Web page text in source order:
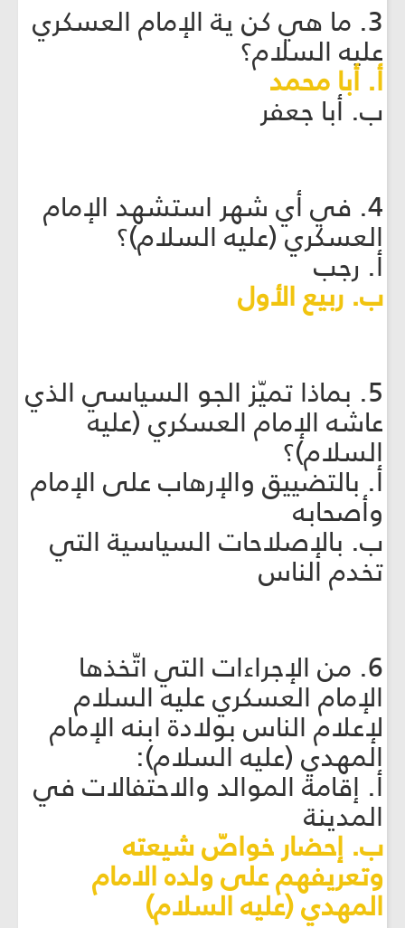
3. ما هي كن ية الإمام العسكري
عليه السلام؟
أ. أبا محمد
ب. أبا جعفر
4. في أي شهر استشهد الإمام
العسكري (عليه السلام)؟
أ. رجب
ب. ربيع الأول
5. بماذا تميّز الجو السياسي الذي
عاشه الإمام العسكري (عليه
السلام)؟
أ. بالتضييق والإرهاب على الإمام
وأصحابه
ب. بالإصلاحات السياسية التي
تخدم الناس
6. من الإجراءات التي اتّخذها
الإمام العسكري عليه السلام
لإعلام الناس بولادة ابنه الإمام
المهدي (عليه السلام):
أ. إقامة الموالد والاحتفالات في
المدينة
ب. إحضار خواصّ شيعته
وتعريفهم على ولده الامام
المهدي (عليه السلام)